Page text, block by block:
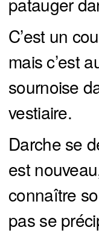
C’est un
mais c’est
sournoise
vestiaire.
Darche se
est
connaître
pas se